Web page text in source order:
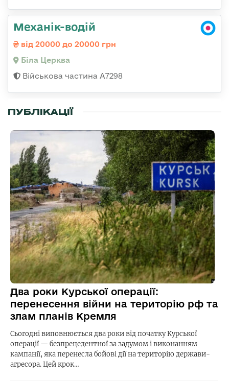
Механік-водій
від 20000 до 20000 грн
Біла Церква
Військова частина А7298
ПУБЛІКАЦІЇ
Два роки Курської операції:
перенесення війни на територію рф та
злам планів Кремля
Сьогодні виповнюється два роки від початку Курської
операції — безпрецедентної за задумом і виконанням
кампанії, яка перенесла бойові дії на територію держави-
агресора. Цей крок…